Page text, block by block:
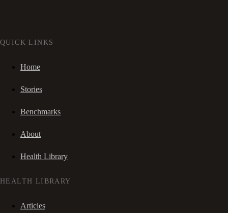
QUICK LINKS
Home
Stories
Benchmarks
About
Health Library
HEALTH LIBRARY
Articles